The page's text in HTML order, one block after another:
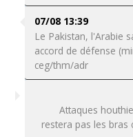
07/08 13:39
Le Pakistan, l'Arabie
accord de défense
ceg/thm/adr
Attaques
restera pas les bras